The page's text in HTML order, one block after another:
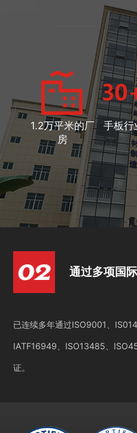
1.2万平米的厂
房
手板行
通过多项国
已连续多年通过ISO9001、
IATF16949、ISO13485、
证。